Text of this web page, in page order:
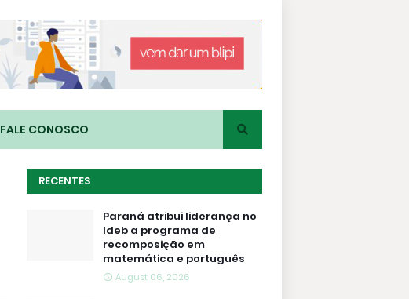
FALE CONOSCO
RECENTES
Paraná atribui liderança no
Ideb a programa de
recomposição em
matemática e português
August 06, 2026